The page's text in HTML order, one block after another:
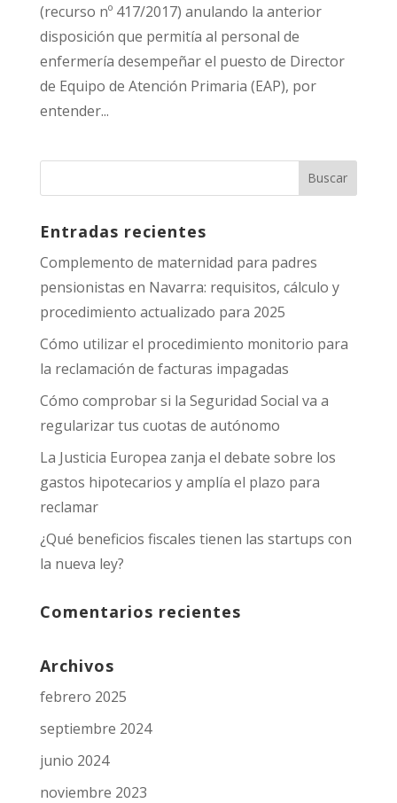
(recurso nº 417/2017) anulando la anterior
disposición que permitía al personal de
enfermería desempeñar el puesto de Director
de Equipo de Atención Primaria (EAP), por
entender...
Entradas recientes
Complemento de maternidad para padres
pensionistas en Navarra: requisitos, cálculo y
procedimiento actualizado para 2025
Cómo utilizar el procedimiento monitorio para
la reclamación de facturas impagadas
Cómo comprobar si la Seguridad Social va a
regularizar tus cuotas de autónomo
La Justicia Europea zanja el debate sobre los
gastos hipotecarios y amplía el plazo para
reclamar
¿Qué beneficios fiscales tienen las startups con
la nueva ley?
Comentarios recientes
Archivos
febrero 2025
septiembre 2024
junio 2024
noviembre 2023